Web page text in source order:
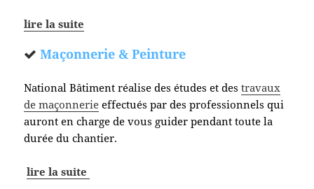
lire la suite
Maçonnerie & Peinture
National Bâtiment réalise des études et destravaux
de maçonnerie effectués par des professionnels qui
auront en charge de vous guider pendant toute la
durée du chantier.
lire la suite